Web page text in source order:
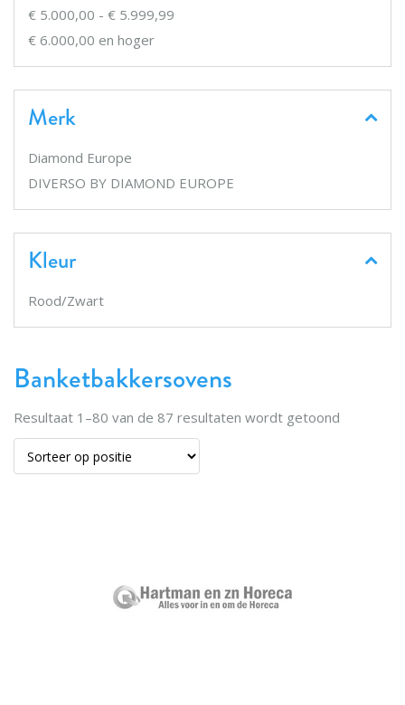
Banketbakkersovens
Resultaat 1 –80 van de 87 resultaten wordt getoond
€ 5.000,00 - € 5.999,99
€ 6.000,00 en hoger
Merk
Diamond Europe
DIVERSO BY DIAMOND EUROPE
Kleur
Rood/Zwart